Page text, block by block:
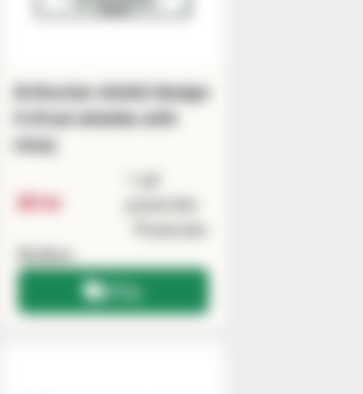
Arthurian shield design
4 (Oval shields with
rims)
60 kr
1 på
postorder
Butiken
Postorder
Köp